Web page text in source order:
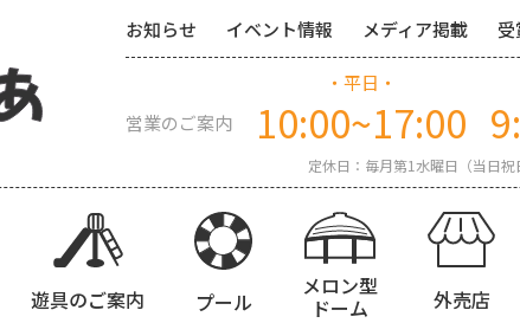
お知らせ イベント情報 メディア掲載
営業のご案内
・平日・
10:00~17:00
定休日：毎月第1水曜日（当日祝
遊具のご案内 プール
メロン型
ドーム 外売店